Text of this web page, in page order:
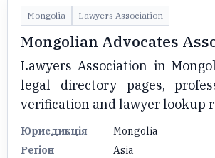
Mongolia Lawyers Association
Mongolian Advocates
Lawyers Association in
legal directory pages,
verification and lawyer lookup
Юрисдикція
Mongolia
Регіон
Asia